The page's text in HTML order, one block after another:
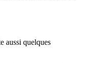
aussi quelques